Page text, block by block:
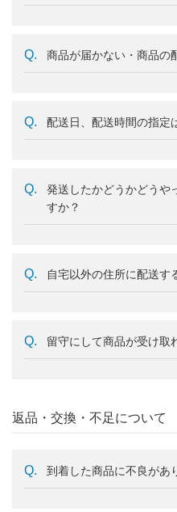
商品が届かない・商品の
配送日、配送時間の指定
発送したかどうかどうや
すか？
自宅以外の住所に配送す
留守にして商品が受け取
返品・交換・不足について
到着した商品に不良があ